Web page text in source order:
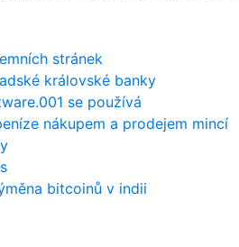
stránek
královské banky
se používá
nákupem a prodejem mincí
bitcoinů v indii